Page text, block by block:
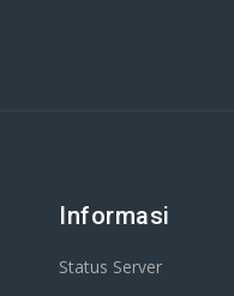
Informasi
Status Server